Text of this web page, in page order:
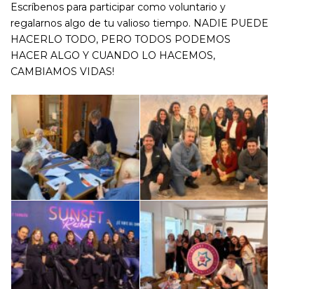
Escríbenos para participar como voluntario y
regalarnos algo de tu valioso tiempo. NADIE PUEDE
HACERLO TODO, PERO TODOS PODEMOS
HACER ALGO Y CUANDO LO HACEMOS,
CAMBIAMOS VIDAS!